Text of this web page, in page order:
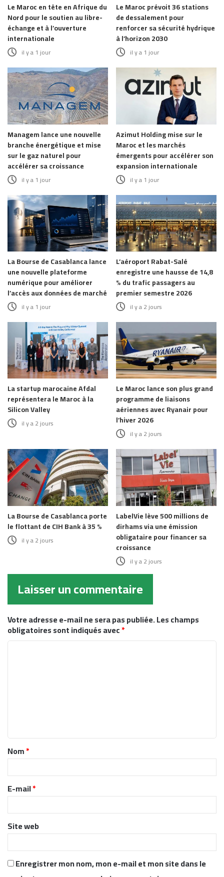
Le Maroc en tête en Afrique du
Nord pour le soutien au libre-
échange et à l’ouverture
internationale
il y a 1 jour
Le Maroc prévoit 36 stations
de dessalement pour
renforcer sa sécurité hydrique
à l’horizon 2030
il y a 1 jour
Managem lance une nouvelle
branche énergétique et mise
sur le gaz naturel pour
accélérer sa croissance
il y a 1 jour
Azimut Holding mise sur le
Maroc et les marchés
émergents pour accélérer son
expansion internationale
il y a 1 jour
La Bourse de Casablanca lance
une nouvelle plateforme
numérique pour améliorer
l’accès aux données de marché
il y a 1 jour
L’aéroport Rabat-Salé
enregistre une hausse de 14,8
% du trafic passagers au
premier semestre 2026
il y a 2 jours
La startup marocaine Afdal
représentera le Maroc à la
Silicon Valley
il y a 2 jours
Le Maroc lance son plus grand
programme de liaisons
aériennes avec Ryanair pour
l’hiver 2026
il y a 2 jours
La Bourse de Casablanca porte
le flottant de CIH Bank à 35 %
il y a 2 jours
LabelVie lève 500 millions de
dirhams via une émission
obligataire pour financer sa
croissance
il y a 2 jours
Laisser un commentaire
Votre adresse e-mail ne sera pas publiée.Les champs
obligatoires sont indiqués avec*
t
a
r
e
*
Nom*
E-mail*
Site web
Enregistrer mon nom, mon e-mail et mon site dans le